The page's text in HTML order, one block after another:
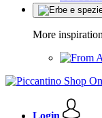
More inspiration
Login